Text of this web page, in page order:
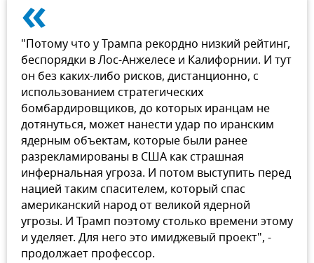
«
"Потому что у Трампа рекордно низкий рейтинг,
беспорядки в Лос-Анжелесе и Калифорнии. И тут
он без каких-либо рисков, дистанционно, с
использованием стратегических
бомбардировщиков, до которых иранцам не
дотянуться, может нанести удар по иранским
ядерным объектам, которые были ранее
разрекламированы в США как страшная
инфернальная угроза. И потом выступить перед
нацией таким спасителем, который спас
американский народ от великой ядерной
угрозы. И Трамп поэтому столько времени этому
и уделяет. Для него это имиджевый проект", -
продолжает профессор.